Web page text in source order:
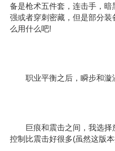
备是枪术五件套，连击手，
强或者穿刺密藏，但是部分
么用什么吧!
职业平衡之后，瞬步和漩
巨痕和震击之间，我选择
控制比震击好很多(虽然这版